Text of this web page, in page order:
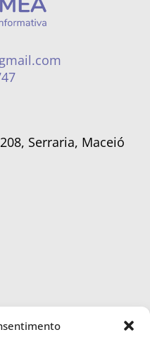
Serraria, Maceió